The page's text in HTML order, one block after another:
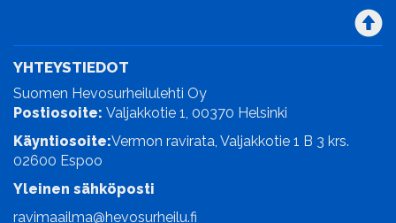
YHTEYSTIEDOT
Suomen Hevosurheilulehti Oy
Postiosoite: Valjakkotie 1, 00370 Helsinki
Käyntiosoite:Vermon ravirata, Valjakkotie 1 B 3 krs.
02600 Espoo
Yleinen sähköposti
ravimaailma@hevosurheilu.fi